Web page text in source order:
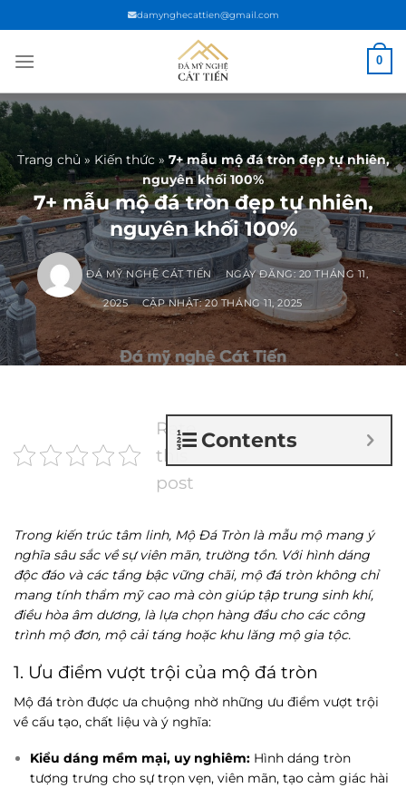
đến
nội
damynghecattien@gmail.com
0
Trang chủ » Kiến thức» 7+ mẫu mộ đá tròn đẹp tự nhiên,
nguyên khối 100%
7+ mẫu mộ đá tròn đẹp tự nhiên,
nguyên khối 100%
ĐÁ MỸ NGHỆ CÁT TIẾN NGÀY ĐĂNG: 20 THÁNG 11,
2025 CẬP NHẬT: 20 THÁNG 11, 2025
Contents
Rate
this
post
Trong kiến trúc tâm linh, Mộ Đá Tròn là mẫu mộ mang ý
nghĩa sâu sắc về sự viên mãn, trường tồn. Với hình dáng
độc đáo và các tầng bậc vững chãi, mộ đá tròn không chỉ
mang tính thẩm mỹ cao mà còn giúp tập trung sinh khí,
điều hòa âm dương, là lựa chọn hàng đầu cho các công
trình mộ đơn, mộ cải táng hoặc khu lăng mộ gia tộc.
1. Ưu điểm vượt trội của mộ đá tròn
Mộ đá tròn được ưa chuộng nhờ những ưu điểm vượt trội
về cấu tạo, chất liệu và ý nghĩa:
Kiểu dáng mềm mại, uy nghiêm: Hình dáng tròn
tượng trưng cho sự trọn vẹn, viên mãn, tạo cảm giác hài